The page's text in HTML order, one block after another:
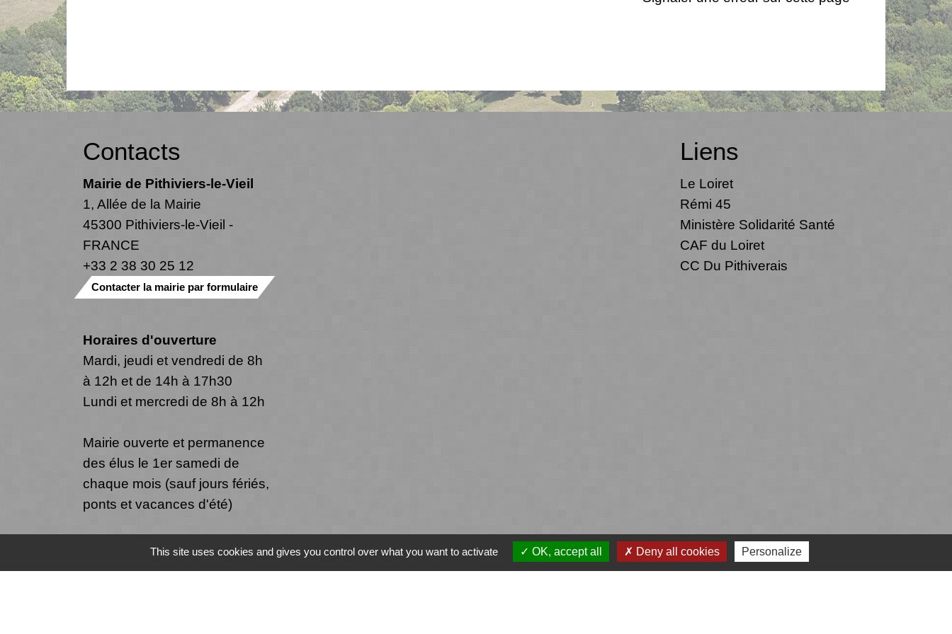
Contacts
Mairie de Pithiviers-le-Vieil
1, Allée de la Mairie
45300 Pithiviers-le-Vieil -
FRANCE
+33 2 38 30 25 12
Contacter la mairie par formulaire
Horaires d'ouverture
Mardi, jeudi et vendredi de 8h
à 12h et de 14h à 17h30
Lundi et mercredi de 8h à 12h
Mairie ouverte et permanence
des élus le 1er samedi de
chaque mois (sauf jours fériés,
ponts et vacances d'été)
Liens
Le Loiret
Rémi 45
Ministère Solidarité Santé
CAF du Loiret
CC Du Pithiverais
Mentions légales - Politique de confidentialité - Accessibilité - Plan du site - Gestion des cookies
This site uses cookies and gives you control over what you want to activate OK, accept all Deny all cookies Personalize